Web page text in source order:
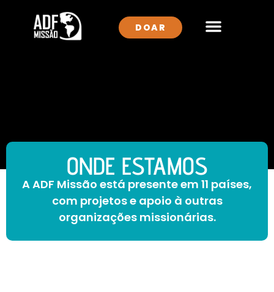
DOAR
ONDE ESTAMOS
A ADF Missão está presente em 11 países,
com projetos e apoio à outras
organizações missionárias.